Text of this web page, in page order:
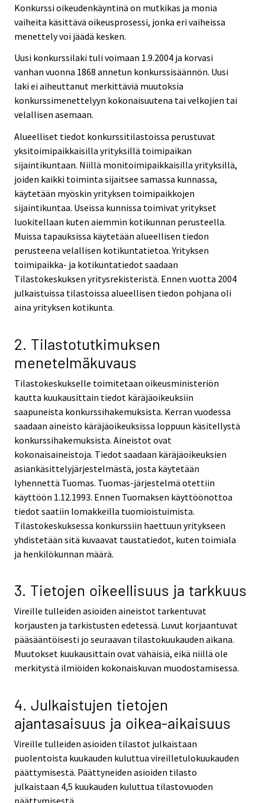
Konkurssi oikeudenkäyntinä on mutkikas ja monia
vaiheita käsittävä oikeusprosessi, jonka eri vaiheissa
menettely voi jäädä kesken.
Uusi konkurssilaki tuli voimaan 1.9.2004 ja korvasi
vanhan vuonna 1868 annetun konkurssisäännön. Uusi
laki ei aiheuttanut merkittäviä muutoksia
konkurssimenettelyyn kokonaisuutena tai velkojien tai
velallisen asemaan.
Alueelliset tiedot konkurssitilastoissa perustuvat
yksitoimipaikkaisilla yrityksillä toimipaikan
sijaintikuntaan. Niillä monitoimipaikkaisilla yrityksillä,
joiden kaikki toiminta sijaitsee samassa kunnassa,
käytetään myöskin yrityksen toimipaikkojen
sijaintikuntaa. Useissa kunnissa toimivat yritykset
luokitellaan kuten aiemmin kotikunnan perusteella.
Muissa tapauksissa käytetään alueellisen tiedon
perusteena velallisen kotikuntatietoa. Yrityksen
toimipaikka- ja kotikuntatiedot saadaan
Tilastokeskuksen yritysrekisteristä. Ennen vuotta 2004
julkaistuissa tilastoissa alueellisen tiedon pohjana oli
aina yrityksen kotikunta.
2. Tilastotutkimuksen
menetelmäkuvaus
Tilastokeskukselle toimitetaan oikeusministeriön
kautta kuukausittain tiedot käräjäoikeuksiin
saapuneista konkurssihakemuksista. Kerran vuodessa
saadaan aineisto käräjäoikeuksissa loppuun käsitellystä
konkurssihakemuksista. Aineistot ovat
kokonaisaineistoja. Tiedot saadaan käräjäoikeuksien
asiankäsittelyjärjestelmästä, josta käytetään
lyhennettä Tuomas. Tuomas-järjestelmä otettiin
käyttöön 1.12.1993. Ennen Tuomaksen käyttöönottoa
tiedot saatiin lomakkeilla tuomioistuimista.
Tilastokeskuksessa konkurssiin haettuun yritykseen
yhdistetään sitä kuvaavat taustatiedot, kuten toimiala
ja henkilökunnan määrä.
3. Tietojen oikeellisuus ja tarkkuus
Vireille tulleiden asioiden aineistot tarkentuvat
korjausten ja tarkistusten edetessä. Luvut korjaantuvat
pääsääntöisesti jo seuraavan tilastokuukauden aikana.
Muutokset kuukausittain ovat vähäisiä, eikä niillä ole
merkitystä ilmiöiden kokonaiskuvan muodostamisessa.
4. Julkaistujen tietojen
ajantasaisuus ja oikea-aikaisuus
Vireille tulleiden asioiden tilastot julkaistaan
puolentoista kuukauden kuluttua vireilletulokuukauden
päättymisestä. Päättyneiden asioiden tilasto
julkaistaan 4,5 kuukauden kuluttua tilastovuoden